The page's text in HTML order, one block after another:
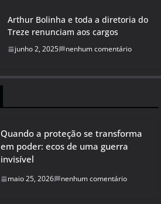
Arthur Bolinha e toda a diretoria do
Treze renunciam aos cargos
junho 2, 2025 nenhum comentário
Quando a proteção se transforma
em poder: ecos de uma guerra
invisível
maio 25, 2026 nenhum comentário